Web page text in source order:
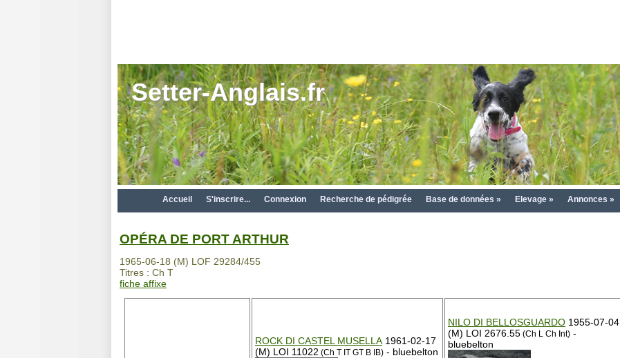
Setter-Anglais.fr
Accueil S'inscrire... Connexion Recherche de pédigrée Base de données » Elevage » Annonces »
OPÉRA DE PORT ARTHUR
1965-06-18 (M) LOF 29284/455
Titres : Ch T
fiche affixe
ROCK DI CASTEL MUSELLA 1961-02-17
(M) LOI 11022 (Ch T IT GT B IB) - bluebelton
NILO DI BELLOSGUARDO 1955-07-04
(M) LOI 2676.55 (Ch L Ch Int) -
bluebelton